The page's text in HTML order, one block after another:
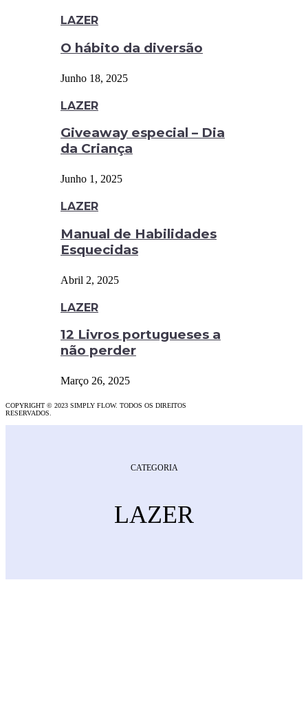
LAZER
O hábito da diversão
Junho 18, 2025
LAZER
Giveaway especial – Dia
da Criança
Junho 1, 2025
LAZER
Manual de Habilidades
Esquecidas
Abril 2, 2025
LAZER
12 Livros portugueses a
não perder
Março 26, 2025
COPYRIGHT © 2023 SIMPLY FLOW. TODOS OS DIREITOS
RESERVADOS.
CATEGORIA
LAZER